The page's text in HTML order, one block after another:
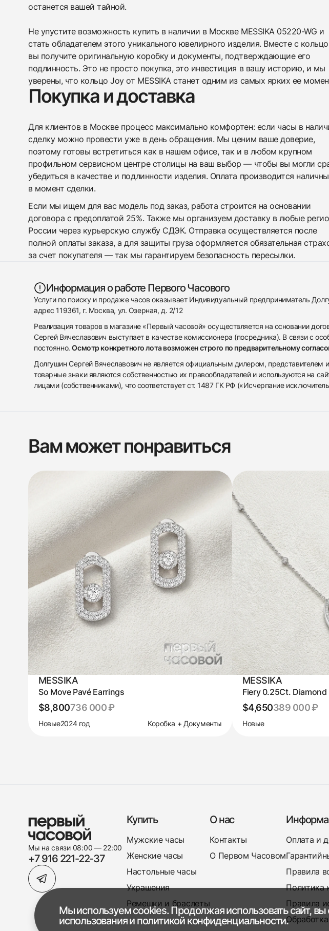
останется вашей тайной.
Не упустите возможность купить в наличии в Москве MESSIKA 05220-WG и
стать обладателем этого уникального ювелирного изделия. Вместе с
вы получите оригинальную коробку и документы, подтверждающие его
подлинность. Это не просто покупка, это инвестиция в вашу историю, и мы
уверены, что кольцо Joy от MESSIKA станет одним из самых ярких ее
Покупка и доставка
Для клиентов в Москве процесс максимально комфортен: если часы в
сделку можно провести уже в день обращения. Мы ценим ваше доверие,
поэтому готовы встретиться как в нашем офисе, так и в любом крупном
профильном сервисном центре столицы на ваш выбор — чтобы вы могли
убедиться в качестве и подлинности изделия. Оплата производится
в момент сделки.
Если мы ищем для вас модель под заказ, работа строится на основании
договора с предоплатой 25%. Также мы организуем доставку в любые
России через курьерскую службу СДЭК. Отправка осуществляется после
полной оплаты заказа, а для защиты груза оформляется обязательная
за счет покупателя — так мы гарантируем безопасность пересылки.
Информация о работе Первого Часового
Услуги по поиску и продаже часов оказывает Индивидуальный предприниматель
адрес 119361, г. Москва, ул. Озерная, д. 2/12
Реализация товаров в магазине «Первый часовой» осуществляется на основании
Сергей Вячеславович выступает в качестве комиссионера (посредника). В связи с
постоянно.Осмотр конкретного лота возможен строго по предварительному
Долгушин Сергей Вячеславович не является официальным дилером,
товарные знаки являются собственностью их правообладателей и используются на
лицами (собственниками), что соответствует ст. 1487 ГК РФ («Исчерпание
Отправить заявку
Вам может понравиться
MESSIKA
So Move Pavé Earrings
$8,800736 000 ₽
Новые2024 год Коробка + Документы
MESSIKA
Fiery 0.25Ct. Diamond
$4,650389 000 ₽
Новые
Мы на связи 08:00 — 22:00
+7 916 221-22-37
Купить
Мужские часы
Женские часы
Настольные часы
Украшения
Ремешки и браслеты
О нас
Контакты
О Первом Часовом
Оплата и
Правила
Политика
Правила
Мы используем cookies. Продолжая использовать сайт, вы
использованияи политикой конфиденциальности.